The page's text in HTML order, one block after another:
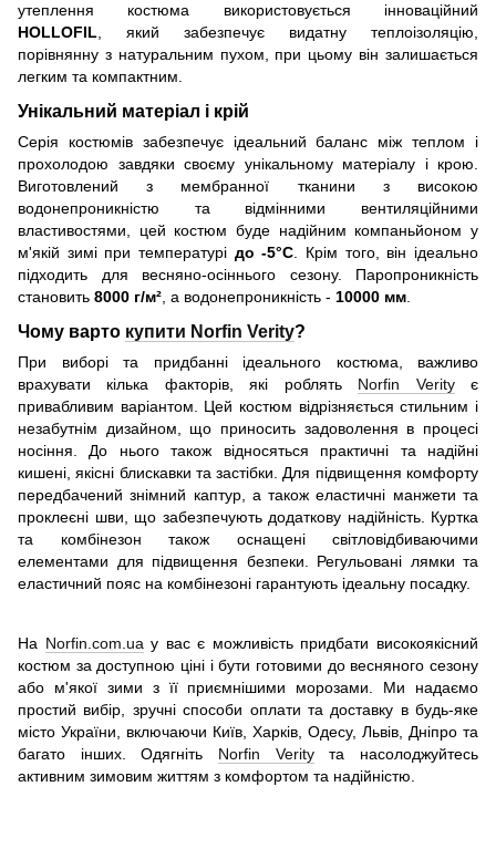
утеплення костюма використовується інноваційний
HOLLOFIL, який забезпечує видатну теплоізоляцію,
порівнянну з натуральним пухом, при цьому він залишається
легким та компактним.
Унікальний матеріал і крій
Серія костюмів забезпечує ідеальний баланс між теплом і
прохолодою завдяки своєму унікальному матеріалу і крою.
Виготовлений з мембранної тканини з високою
водонепроникністю та відмінними вентиляційними
властивостями, цей костюм буде надійним компаньйоном у
м'якій зимі при температурі до -5°C. Крім того, він ідеально
підходить для весняно-осіннього сезону. Паропроникність
становить 8000 г/м², а водонепроникність - 10000 мм.
Чому варто купити Norfin Verity?
При виборі та придбанні ідеального костюма, важливо
врахувати кілька факторів, які роблять Norfin Verityє
привабливим варіантом. Цей костюм відрізняється стильним і
незабутнім дизайном, що приносить задоволення в процесі
носіння. До нього також відносяться практичні та надійні
кишені, якісні блискавки та застібки. Для підвищення комфорту
передбачений знімний каптур, а також еластичні манжети та
проклеєні шви, що забезпечують додаткову надійність. Куртка
та комбінезон також оснащені світловідбиваючими
елементами для підвищення безпеки. Регульовані лямки та
еластичний пояс на комбінезоні гарантують ідеальну посадку.
На Norfin.com.ua у вас є можливість придбати високоякісний
костюм за доступною ціні і бути готовими до весняного сезону
або м'якої зими з її приємнішими морозами. Ми надаємо
простий вибір, зручні способи оплати та доставку в будь-яке
місто України, включаючи Київ, Харків, Одесу, Львів, Дніпро та
багато інших. Одягніть Norfin Verityта насолоджуйтесь
активним зимовим життям з комфортом та надійністю.